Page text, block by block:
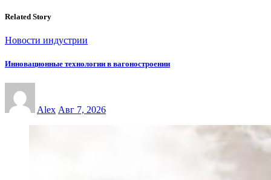
Related Story
Новости индустрии
Инновационные технологии в вагоностроении
Alex Авг 7, 2026